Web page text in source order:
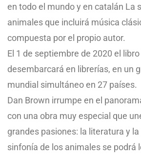
en todo el mundo y en catalán La
animales que incluirá música
compuesta por el propio autor.
El 1 de septiembre de 2020 el
desembarcará en librerías, en un
mundial simultáneo en 27 países.
Dan Brown irrumpe en el
con una obra muy especial que
grandes pasiones: la literatura y
sinfonía de los animales se podrá